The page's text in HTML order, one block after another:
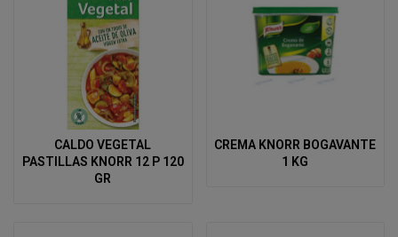
CALDO VEGETAL
PASTILLAS KNORR 12 P 120
GR
CREMA KNORR BOGAVANTE
1 KG